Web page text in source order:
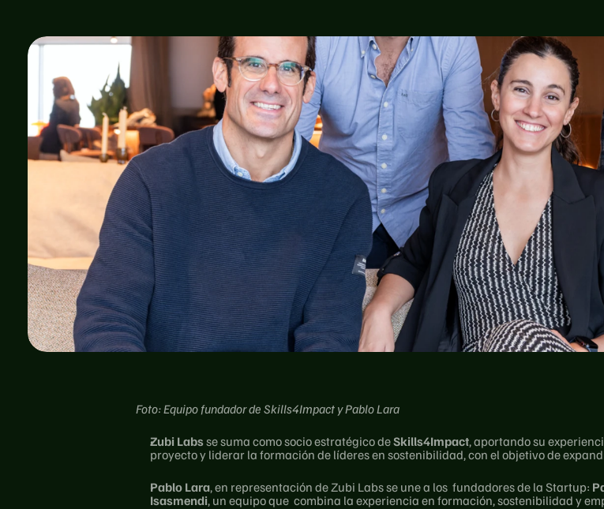
Foto: Equipo fundador de Skills4Impact y Pablo Lara
Zubi Labs se suma como socio estratégico de Skills4Impact, aportando su
proyecto y liderar la formación de líderes en sostenibilidad, con el objetivo de
Pablo Lara, en representación de Zubi Labs se une a los  fundadores de la Startup:
Isasmendi, un equipo que  combina la experiencia en formación, sostenibilidad y